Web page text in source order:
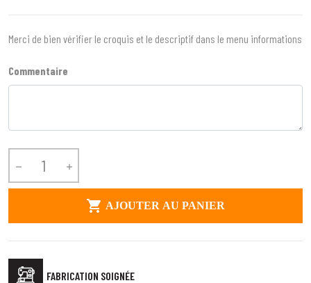
Merci de bien vérifier le croquis et le descriptif dans le menu informations
Commentaire
 
 AJOUTER AU PANIER
FABRICATION SOIGNÉE